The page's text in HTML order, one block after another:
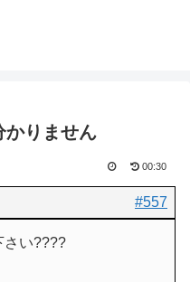
かりません
00:30
#557
さい????